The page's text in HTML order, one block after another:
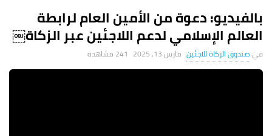
بالفيديو: دعوة من الأمين العام لرابطة
العالم الإسلامي لدعم اللاجئين عبر الزكاة￼
صندوق الزكاة للاجئين مارس 13, 2025 241 ‎مشاهدة